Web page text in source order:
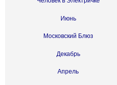
Июнь
Московский Блюз
Декабрь
Апрель